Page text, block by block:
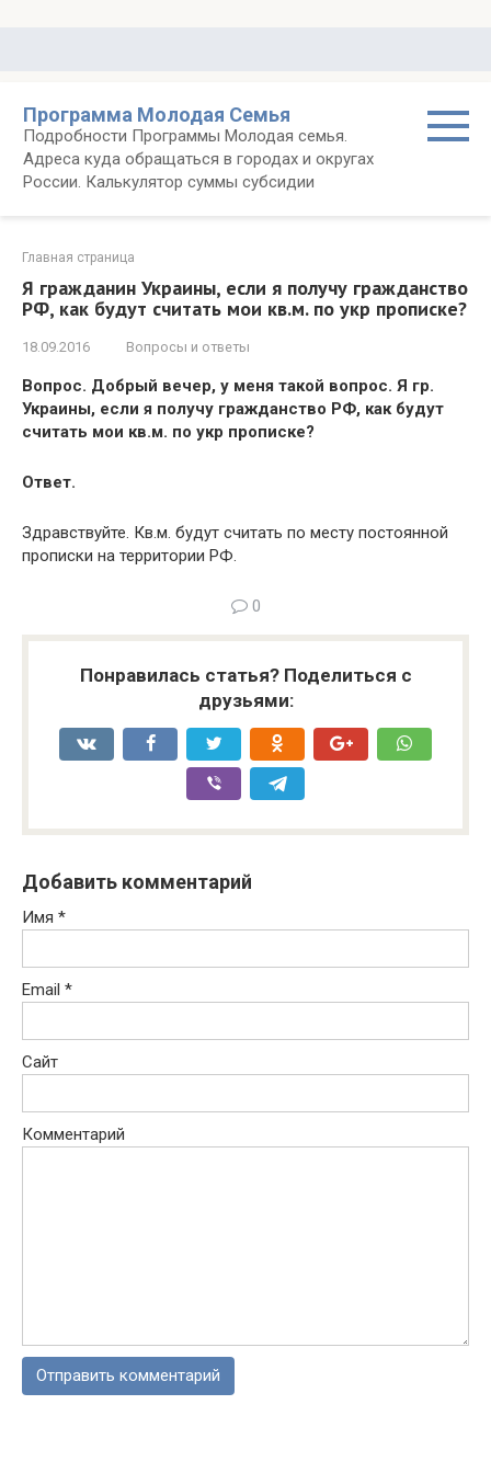
Программа Молодая Семья
Подробности Программы Молодая семья.
Адреса куда обращаться в городах и округах
России. Калькулятор суммы субсидии
Главная страница
Я гражданин Украины, если я получу гражданство
РФ, как будут считать мои кв.м. по укр прописке?
18.09.2016 Вопросы и ответы
Вопрос. Добрый вечер, у меня такой вопрос. Я гр.
Украины, если я получу гражданство РФ, как будут
считать мои кв.м. по укр прописке?
Ответ.
Здравствуйте. Кв.м. будут считать по месту постоянной
прописки на территории РФ.
0
Понравилась статья? Поделиться с
друзьями:
Добавить комментарий
Имя *
Email *
Сайт
Комментарий